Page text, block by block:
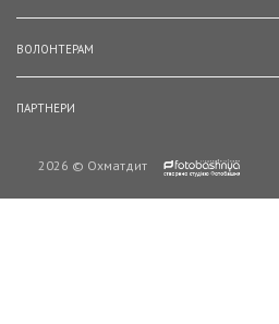
ВОЛОНТЕРАМ
ПАРТНЕРИ
2026 © Охматдит